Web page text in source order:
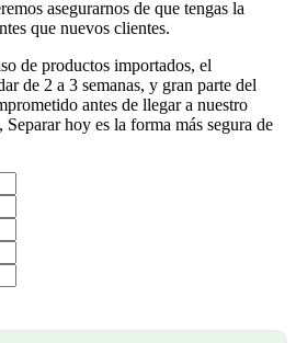
asegurarnos de que tengas la
que nuevos clientes.
de productos importados, el
de 2 a 3 semanas, y gran parte del
antes de llegar a nuestro
hoy es la forma más segura de